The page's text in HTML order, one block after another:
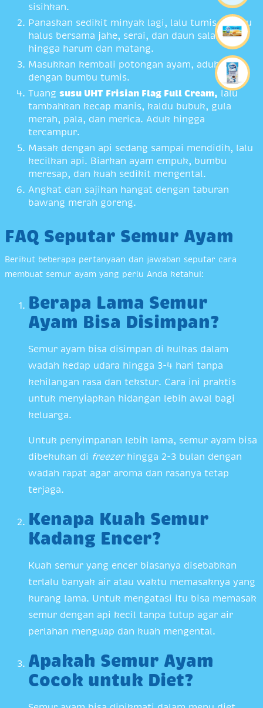
sisihkan.
Panaskan sedikit minyak lagi, lalu tumis bumbu
halus bersama jahe, serai, dan daun salam
hingga harum dan matang.
Masukkan kembali potongan ayam, aduk rata
dengan bumbu tumis.
Tuang susu UHT Frisian Flag Full Cream, lalu
tambahkan kecap manis, kaldu bubuk, gula
merah, pala, dan merica. Aduk hingga
tercampur.
Masak dengan api sedang sampai mendidih, lalu
kecilkan api. Biarkan ayam empuk, bumbu
meresap, dan kuah sedikit mengental.
Angkat dan sajikan hangat dengan taburan
bawang merah goreng.
FAQ Seputar Semur Ayam
Berikut beberapa pertanyaan dan jawaban seputar cara
membuat semur ayam yang perlu Anda ketahui:
Berapa Lama Semur
Ayam Bisa Disimpan?
Semur ayam bisa disimpan di kulkas dalam
wadah kedap udara hingga 3-4 hari tanpa
kehilangan rasa dan tekstur. Cara ini praktis
untuk menyiapkan hidangan lebih awal bagi
keluarga.
Untuk penyimpanan lebih lama, semur ayam bisa
dibekukan di freezerhingga 2-3 bulan dengan
wadah rapat agar aroma dan rasanya tetap
terjaga.
Kenapa Kuah Semur
Kadang Encer?
Kuah semur yang encer biasanya disebabkan
terlalu banyak air atau waktu memasaknya yang
kurang lama. Untuk mengatasi itu bisa memasak
semur dengan api kecil tanpa tutup agar air
perlahan menguap dan kuah mengental.
Apakah Semur Ayam
Cocok untuk Diet?